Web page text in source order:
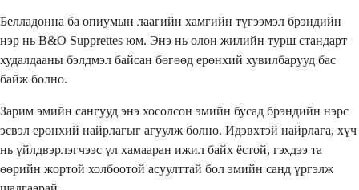
Белладонна ба опиумын лаагийн хамгийн түгээмэл брэндийн
нэр нь B&O Supprettes юм. Энэ нь олон жилийн турш стандарт
худалдааны бэлдмэл байсан бөгөөд ерөнхий хувилбарууд бас
байж болно.
Зарим эмийн сангууд энэ хосолсон эмийн бусад брэндийн нэрс
эсвэл ерөнхий найрлагыг агуулж болно. Идэвхтэй найрлага, хүч
нь үйлдвэрлэгчээс үл хамааран ижил байх ёстой, гэхдээ та
өөрийн жортой холбоотой асуулттай бол эмийн санд үргэлж